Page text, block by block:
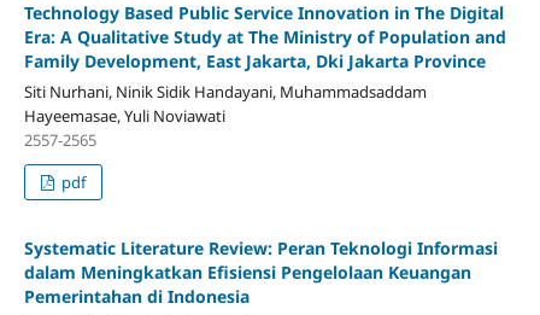
Technology Based Public Service Innovation in The Digital
Era: A Qualitative Study at The Ministry of Population and
Family Development, East Jakarta, Dki Jakarta Province
Siti Nurhani, Ninik Sidik Handayani, Muhammadsaddam
Hayeemasae, Yuli Noviawati
2557-2565
pdf
Systematic Literature Review: Peran Teknologi Informasi
dalam Meningkatkan Efisiensi Pengelolaan Keuangan
Pemerintahan di Indonesia